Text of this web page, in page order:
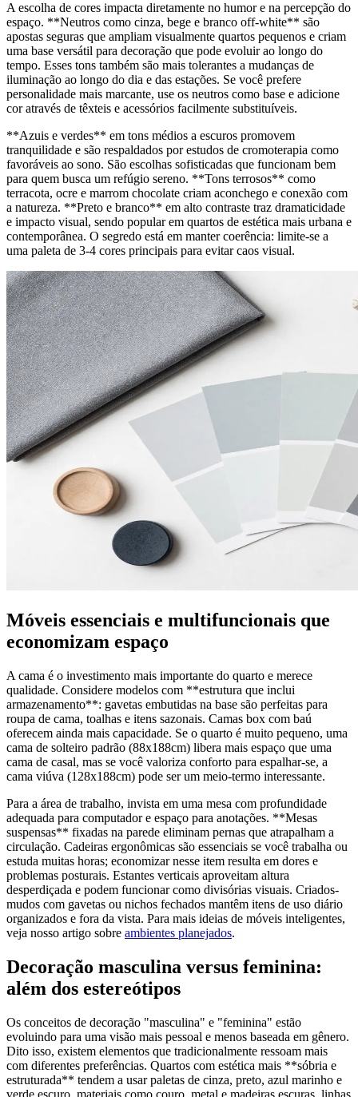
A escolha de cores impacta diretamente no humor e na percepção do
espaço. **Neutros como cinza, bege e branco off-white** são
apostas seguras que ampliam visualmente quartos pequenos e criam
uma base versátil para decoração que pode evoluir ao longo do
tempo. Esses tons também são mais tolerantes a mudanças de
iluminação ao longo do dia e das estações. Se você prefere
personalidade mais marcante, use os neutros como base e adicione
cor através de têxteis e acessórios facilmente substituíveis.
**Azuis e verdes** em tons médios a escuros promovem
tranquilidade e são respaldados por estudos de cromoterapia como
favoráveis ao sono. São escolhas sofisticadas que funcionam bem
para quem busca um refúgio sereno. **Tons terrosos** como
terracota, ocre e marrom chocolate criam aconchego e conexão com
a natureza. **Preto e branco** em alto contraste traz dramaticidade
e impacto visual, sendo popular em quartos de estética mais urbana e
contemporânea. O segredo está em manter coerência: limite-se a
uma paleta de 3-4 cores principais para evitar caos visual.
Móveis essenciais e multifuncionais que
economizam espaço
A cama é o investimento mais importante do quarto e merece
qualidade. Considere modelos com **estrutura que inclui
armazenamento**: gavetas embutidas na base são perfeitas para
roupa de cama, toalhas e itens sazonais. Camas box com baú
oferecem ainda mais capacidade. Se o quarto é muito pequeno, uma
cama de solteiro padrão (88x188cm) libera mais espaço que uma
cama de casal, mas se você valoriza conforto para espalhar-se, a
cama viúva (128x188cm) pode ser um meio-termo interessante.
Para a área de trabalho, invista em uma mesa com profundidade
adequada para computador e espaço para anotações. **Mesas
suspensas** fixadas na parede eliminam pernas que atrapalham a
circulação. Cadeiras ergonômicas são essenciais se você trabalha ou
estuda muitas horas; economizar nesse item resulta em dores e
problemas posturais. Estantes verticais aproveitam altura
desperdiçada e podem funcionar como divisórias visuais. Criados-
mudos com gavetas ou nichos fechados mantêm itens de uso diário
organizados e fora da vista. Para mais ideias de móveis inteligentes,
veja nosso artigo sobre ambientes planejados.
Decoração masculina versus feminina:
além dos estereótipos
Os conceitos de decoração "masculina" e "feminina" estão
evoluindo para uma visão mais pessoal e menos baseada em gênero.
Dito isso, existem elementos que tradicionalmente ressoam mais
com diferentes preferências. Quartos com estética mais **sóbria e
estruturada** tendem a usar paletas de cinza, preto, azul marinho e
verde escuro, materiais como couro, metal e madeiras escuras, linhas